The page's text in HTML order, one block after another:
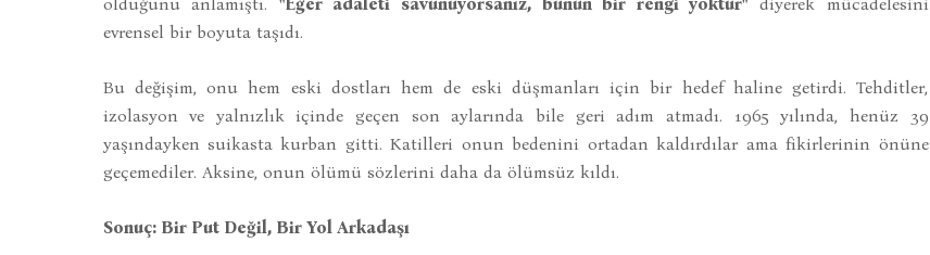
olduğunu anlamıştı. "Eğer adaleti savunuyorsanız, bunun bir rengi yoktur"diyerek mücadelesini
evrensel bir boyuta taşıdı.
Bu değişim, onu hem eski dostları hem de eski düşmanları için bir hedef haline getirdi. Tehditler,
izolasyon ve yalnızlık içinde geçen son aylarında bile geri adım atmadı. 1965 yılında, henüz 39
yaşındayken suikasta kurban gitti. Katilleri onun bedenini ortadan kaldırdılar ama fikirlerinin önüne
geçemediler. Aksine, onun ölümü sözlerini daha da ölümsüz kıldı.
Sonuç: Bir Put Değil, Bir Yol Arkadaşı